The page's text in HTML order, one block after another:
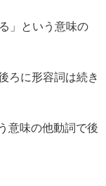
」という意味の
ろに形容詞は続き
意味の他動詞で後